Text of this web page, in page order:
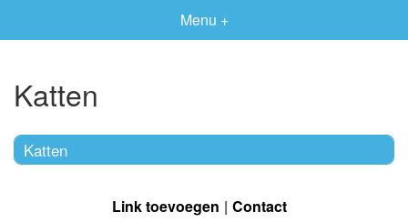
Menu +
Katten
Katten
Link toevoegen Contact